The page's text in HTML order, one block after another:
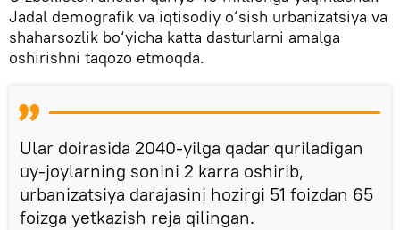
Jadal demografik va iqtisodiy o‘sish urbanizatsiya va
shaharsozlik bo‘yicha katta dasturlarni amalga
oshirishni taqozo etmoqda.
Ular doirasida 2040-yilga qadar quriladigan
uy-joylarning sonini 2 karra oshirib,
urbanizatsiya darajasini hozirgi 51 foizdan 65
foizga yetkazish reja qilingan.